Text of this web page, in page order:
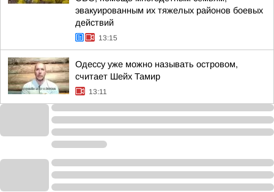
эвакуированным их тяжелых районов боевых
действий
13:15
Одессу уже можно называть островом,
считает Шейх Тамир
13:11